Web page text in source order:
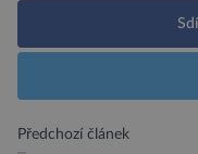
Předchozí článek